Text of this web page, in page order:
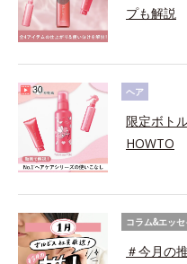
プも解説
ヘア
限定ボト
HOWTO
コラム&エッセ
＃今月の